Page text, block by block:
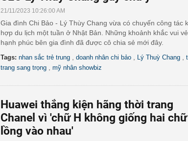
21/11/2023 10:26:00 AM
Gia đình Chi Bảo - Lý Thùy Chang vừa có chuyến công tác
hợp du lịch một tuần ở Nhật Bản. Những khoảnh khắc vui vẻ,
hạnh phúc bên gia đình đã được cô chia sẻ mới đây.
Tags: nhan sắc trẻ trung doanh nhân chi bảo Lý Thuỳ Chang
trang sang trọng
mỹ nhân showbiz
Huawei thắng kiện hãng thời trang
Chanel vì 'chữ H không giống hai
lồng vào nhau'